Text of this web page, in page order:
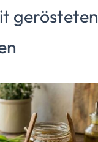
gerösteten